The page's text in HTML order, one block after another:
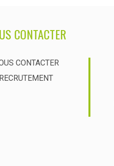
CONTACTER
CONTACTER
RECRUTEMENT